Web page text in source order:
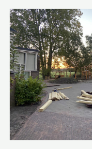
Innovatie
en
creativiteit
op
schoolplein
Praktijkschool
Westfriesland